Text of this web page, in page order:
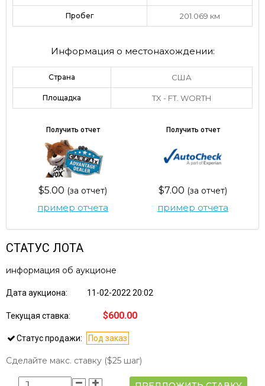
Пробег 201.069 км
Информация о местонахождении:
Страна США
Площадка TX - FT. WORTH
Получить отчет
$5.00 (за отчет)
пример отчета
Получить отчет
$7.00 (за отчет)
пример отчета
СТАТУС ЛОТА
информация об аукционе
Дата аукциона: 11-02-2022 20:02
Текущая ставка: $600.00
Статус продажи: Под заказ
Сделайте макс. ставку ($25 шаг)